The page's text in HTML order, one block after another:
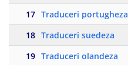
17 Traduceri portugheza
18 Traduceri suedeza
19 Traduceri olandeza